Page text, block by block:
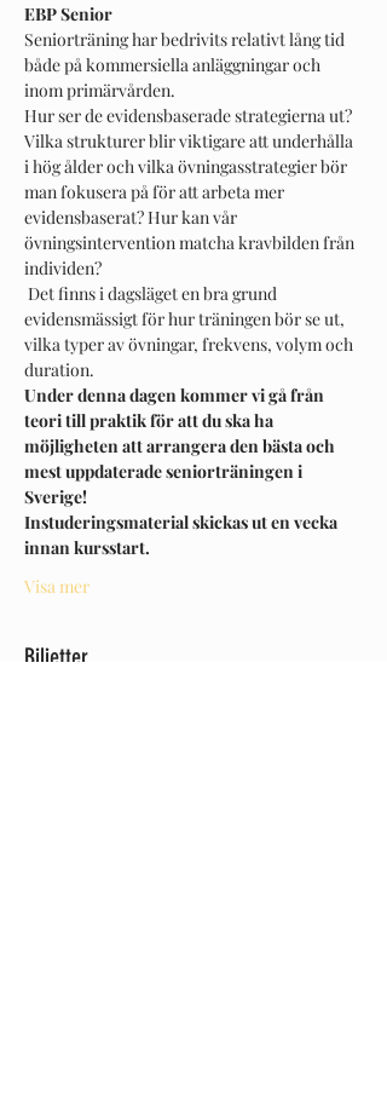
EBP Senior
Seniorträning har bedrivits relativt lång tid
både på kommersiella anläggningar och
inom primärvården.
Hur ser de evidensbaserade strategierna ut?
Vilka strukturer blir viktigare att underhålla
i hög ålder och vilka övningasstrategier bör
man fokusera på för att arbeta mer
evidensbaserat? Hur kan vår
övningsintervention matcha kravbilden från
individen?
Det finns i dagsläget en bra grund
evidensmässigt för hur träningen bör se ut,
vilka typer av övningar, frekvens, volym och
duration.
Under denna dagen kommer vi gå från
teori till praktik för att du ska ha
möjligheten att arrangera den bästa och
mest uppdaterade seniorträningen i
Sverige!
Instuderingsmaterial skickas ut en vecka
innan kursstart.
Visa mer
Biljetter